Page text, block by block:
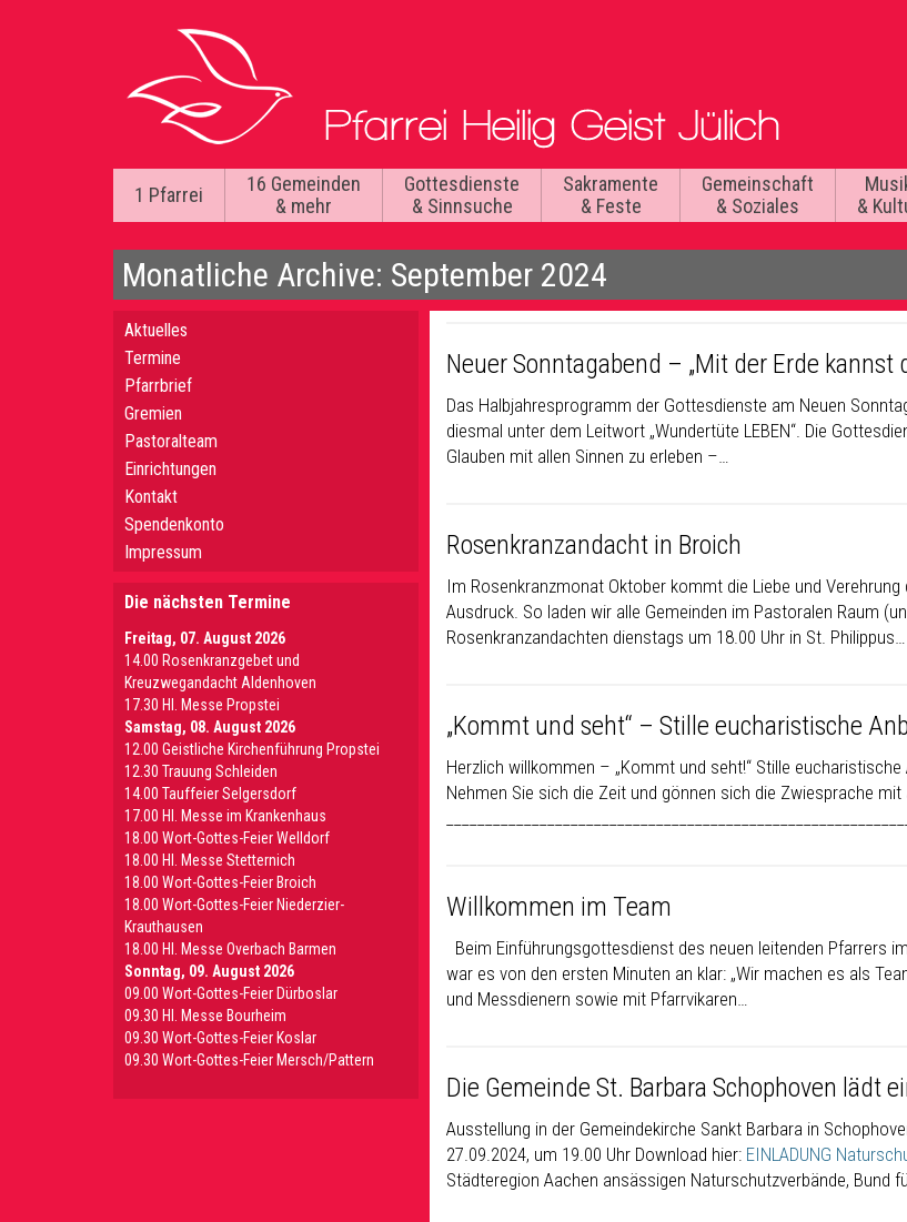
1 Pfarrei
16 Gemeinden
& mehr
Gottesdienste
& Sinnsuche
Sakramente
& Feste
Gemeinschaft
& Soziales
&
Monatliche Archive: September 2024
Neuer Sonntagabend – „Mit der Erde kannst
Das Halbjahresprogramm der Gottesdienste am Neuen
diesmal unter dem Leitwort „Wundertüte LEBEN“. Die
Glauben mit allen Sinnen zu erleben –…
Rosenkranzandacht in Broich
Im Rosenkranzmonat Oktober kommt die Liebe und
Ausdruck. So laden wir alle Gemeinden im Pastoralen Raum
Rosenkranzandachten dienstags um 18.00 Uhr in St. Philippus…
„Kommt und seht“ – Stille eucharistische
Herzlich willkommen – „Kommt und seht!“ Stille
Nehmen Sie sich die Zeit und gönnen sich die Zwiesprache
Willkommen im Team
Beim Einführungsgottesdienst des neuen leitenden Pfarrers
war es von den ersten Minuten an klar: „Wir machen es als
und Messdienern sowie mit Pfarrvikaren…
Die Gemeinde St. Barbara Schophoven lädt
Ausstellung in der Gemeindekirche Sankt Barbara in
27.09.2024, um 19.00 Uhr Download hier: EINLADUNG
Städteregion Aachen ansässigen Naturschutzverbände, Bund
Aktuelles
Termine
Pfarrbrief
Gremien
Pastoralteam
Einrichtungen
Kontakt
Spendenkonto
Impressum
Die nächsten Termine
Freitag, 07. August 2026
14.00 Rosenkranzgebet und
Kreuzwegandacht Aldenhoven
17.30 Hl. Messe Propstei
Samstag, 08. August 2026
12.00 Geistliche Kirchenführung Propstei
12.30 Trauung Schleiden
14.00 Tauffeier Selgersdorf
17.00 Hl. Messe im Krankenhaus
18.00 Wort-Gottes-Feier Welldorf
18.00 Hl. Messe Stetternich
18.00 Wort-Gottes-Feier Broich
18.00 Wort-Gottes-Feier Niederzier-
Krauthausen
18.00 Hl. Messe Overbach Barmen
Sonntag, 09. August 2026
09.00 Wort-Gottes-Feier Dürboslar
09.30 HI. Messe Bourheim
09.30 Wort-Gottes-Feier Koslar
09.30 Wort-Gottes-Feier Mersch/Pattern